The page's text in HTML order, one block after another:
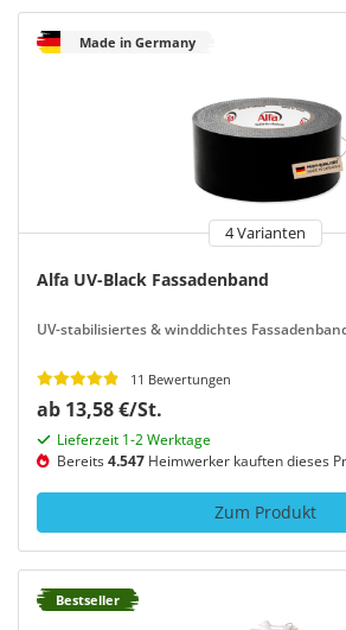
Made in Germany
4 Varianten
Alfa UV-Black Fassadenband
UV-stabilisiertes & winddichtes
11 Bewertungen
ab 13,58 €/St.
Lieferzeit 1-2 Werktage
Bereits4.547 Heimwerker kauften dieses
Zum Produkt
Bestseller